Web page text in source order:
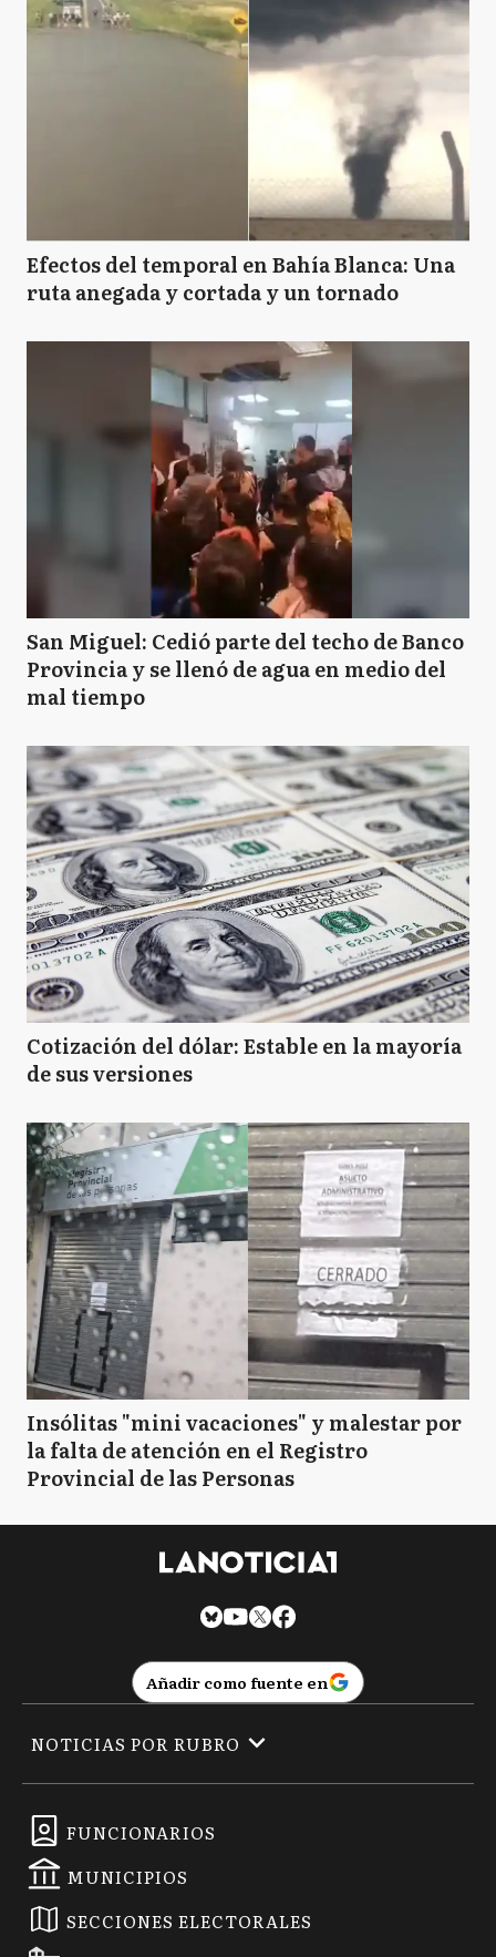
Efectos del temporal en Bahía Blanca: Una
ruta anegada y cortada y un tornado
San Miguel: Cedió parte del techo de Banco
Provincia y se llenó de agua en medio del
mal tiempo
Cotización del dólar: Estable en la mayoría
de sus versiones
Insólitas "mini vacaciones" y malestar por
la falta de atención en el Registro
Provincial de las Personas
Añadir como fuente en
FUNCIONARIOS
MUNICIPIOS
SECCIONES ELECTORALES
NOTICIAS POR RUBRO